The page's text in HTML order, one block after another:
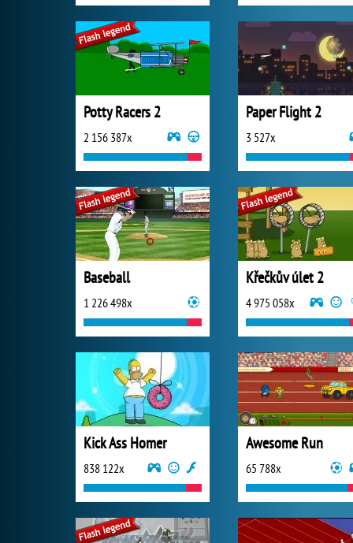
Potty Racers 2
2 156 387x
Paper Flight 2
3 527x
Baseball
1 226 498x
Křečkův úlet 2
4 975 058x
Kick Ass Homer
838 122x
Awesome Run
65 788x